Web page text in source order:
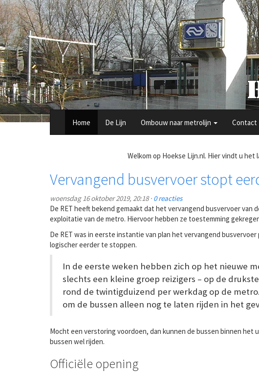
Overslaan
en
naar
de
inhoud
gaan
Home De Lijn Ombouw naar metrolijn Contact
Welkom op Hoekse Lijn.nl. Hier vindt u
Vervangend busvervoer stopt
woensdag 16 oktober 2019, 20:18 · 0 reacties
De RET heeft bekend gemaakt dat het vervangend busvervoer
exploitatie van de metro. Hiervoor hebben ze toestemming
De RET was in eerste instantie van plan het vervangend
logischer eerder te stoppen.
In de eerste weken hebben zich op het nieuwe
slechts een kleine groep reizigers – op de
rond de twintigduizend per werkdag op de
om de bussen alleen nog te laten rijden in het
Mocht een verstoring voordoen, dan kunnen de bussen binnen het
bussen wel rijden.
Officiële opening